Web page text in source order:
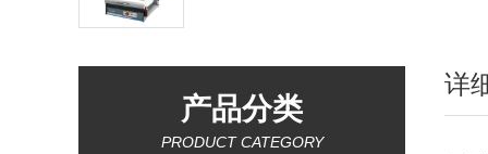
产品分类
PRODUCT CATEGORY
详